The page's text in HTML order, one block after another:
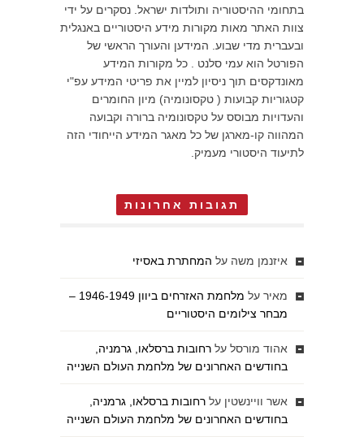
בתחומי ההיסטוריה ותולדות ישראל. נסקרים על ידי
צוות האתר מאות מקורות מידע היסטוריים באנגלית
ובעברית מדי שבוע. המידען והעורך הראשי של
הפורטל הוא עמי סלנט . כל מקורות המידע
מאונדקסים תוך ניסיון למיין את פריטי המידע עפ"י
קטגוריות קבועות ( טקסונומיה) מיון החומרים
והעדויות מבוסס על טקסונומיה ברורה וקבועה
המהווה קו-מארגן של כל מאגר המידע הייחודי הזה
לתיעוד היסטורי מעמיק.
תגובות אחרונות
איזנמן משה על המחתרת באסיזי
מאיר על
מלחמת האזרחים ביוון 1946-1949 –
מבחר צילומים היסטוריים
אהוד מורסל על רחובות ברסלאו, גרמניה,
בחודשים האחרונים של מלחמת העולם השנייה
אשר וויינשטין על רחובות ברסלאו, גרמניה,
בחודשים האחרונים של מלחמת העולם השנייה